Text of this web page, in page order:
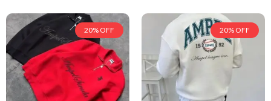
20% OFF 20% OFF